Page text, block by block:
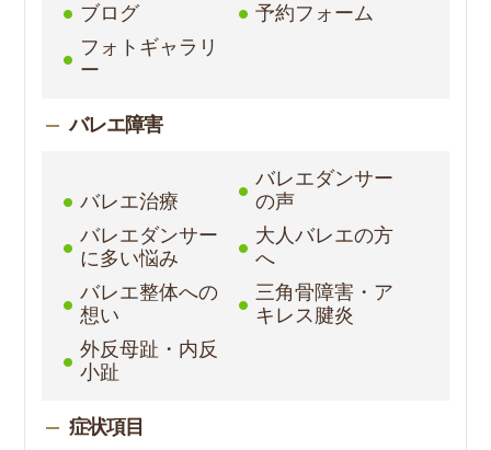
ブログ
予約フォーム
フォトギャラリ
ー
バレエ障害
バレエ治療
バレエダンサー
の声
バレエダンサー
に多い悩み
大人バレエの方
へ
バレエ整体への
想い
三角骨障害・ア
キレス腱炎
外反母趾・内反
小趾
症状項目